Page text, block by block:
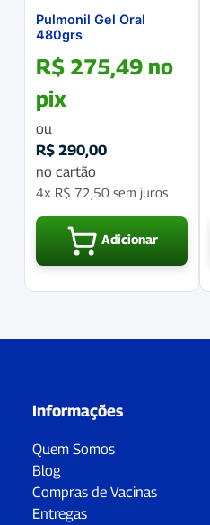
Pulmonil Gel Oral
480grs
R$ 275,49 no
pix
ou
R$ 290,00
no cartão
4x R$ 72,50 sem juros
Adicionar
Informações
Quem Somos
Blog
Compras de Vacinas
Entregas